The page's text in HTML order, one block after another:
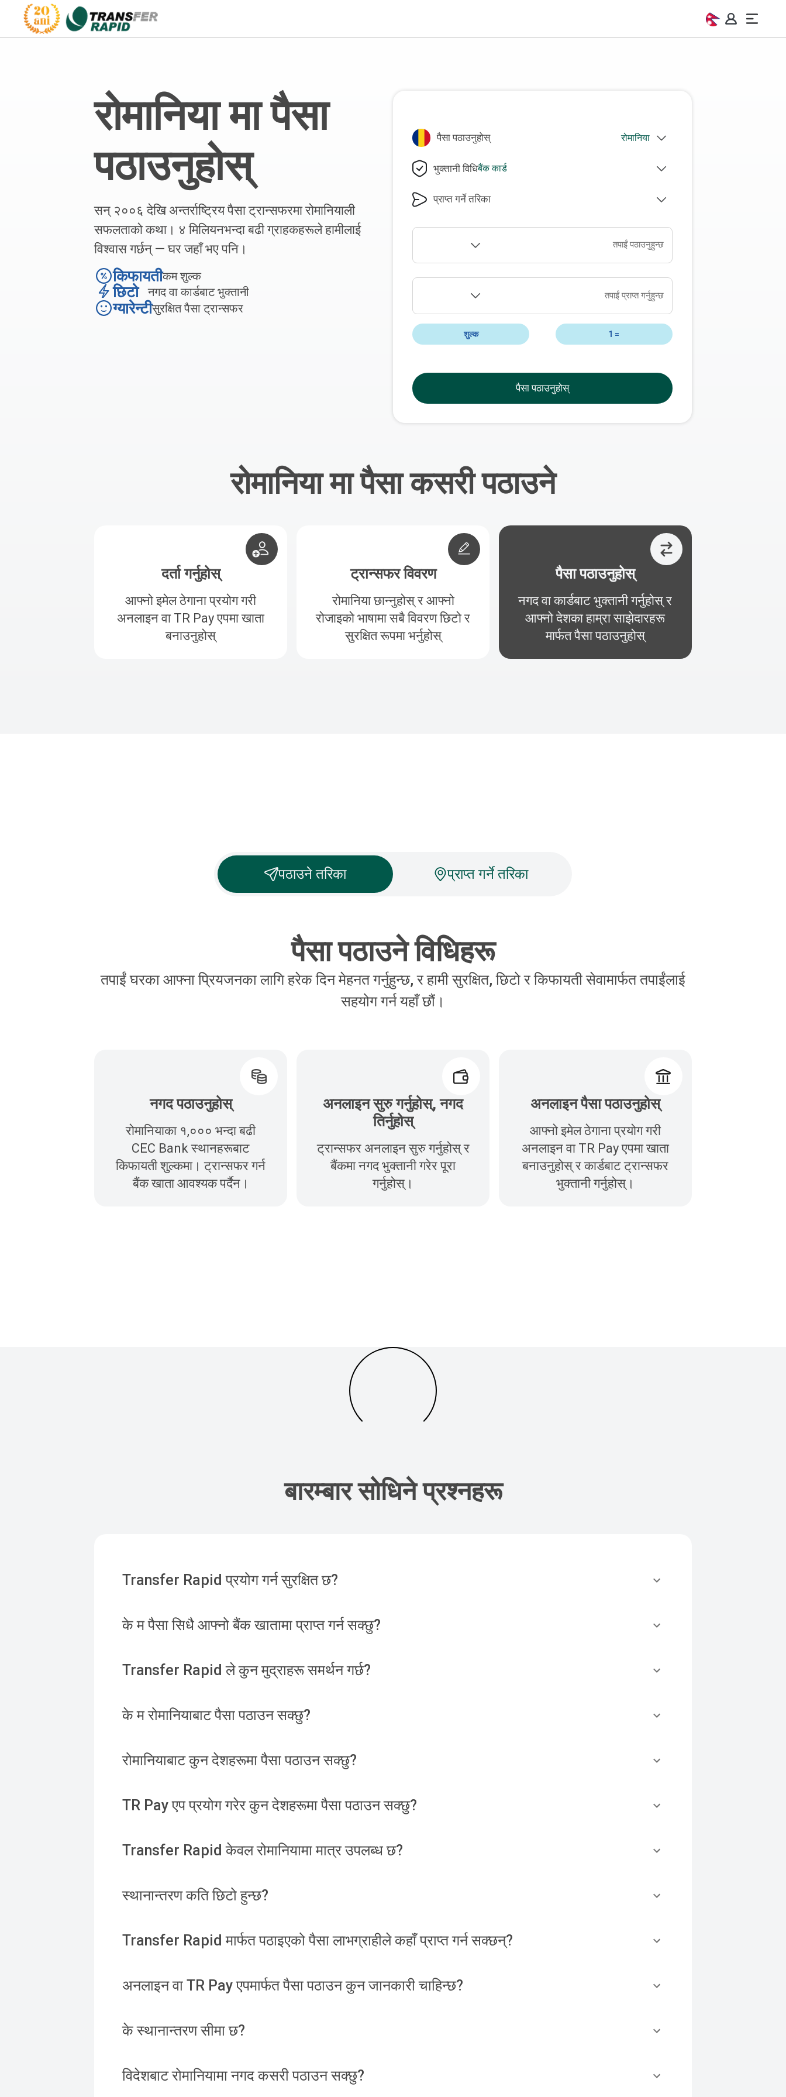
रोमानिया मा पैसा
पठाउनुहोस्
सन् २००६ देखि अन्तर्राष्ट्रिय पैसा ट्रान्सफरमा रोमानियाली
सफलताको कथा। ४ मिलियनभन्दा बढी ग्राहकहरूले हामीलाई
विश्वास गर्छन् — घर जहाँ भए पनि।
किफायतीकम शुल्क
छिटो नगद वा कार्डबाट भुक्तानी
ग्यारेन्टीसुरक्षित पैसा ट्रान्सफर
पैसा पठाउनुहोस्
भुक्तानी विधिबैंक कार्ड
प्राप्त गर्ने तरिका
तपाईं पठाउनुहुन्छ
तपाईं प्राप्त गर्नुहुन्छ
शुल्क 1 =
पैसा पठाउनुहोस्
रोमानिया मा पैसा कसरी पठाउने
दर्ता गर्नुहोस्
आफ्नो इमेल ठेगाना प्रयोग गरी
अनलाइन वा TR Pay एपमा खाता
बनाउनुहोस्
ट्रान्सफर विवरण
रोमानिया छान्नुहोस् र आफ्नो
रोजाइको भाषामा सबै विवरण छिटो र
सुरक्षित रूपमा भर्नुहोस्
पैसा पठाउनुहोस्
नगद वा कार्डबाट भुक्तानी गर्नुहोस् र
आफ्नो देशका हाम्रा साझेदारहरू
मार्फत पैसा पठाउनुहोस्
पठाउने तरिका प्राप्त गर्ने तरिका
पैसा पठाउने विधिहरू
तपाईं घरका आफ्ना प्रियजनका लागि हरेक दिन मेहनत गर्नुहुन्छ, र हामी सुरक्षित, छिटो र किफायती सेवामार्फत तपाईंलाई
सहयोग गर्न यहाँ छौं।
नगद पठाउनुहोस्
रोमानियाका १,००० भन्दा बढी
CEC Bank स्थानहरूबाट
किफायती शुल्कमा। ट्रान्सफर गर्न
बैंक खाता आवश्यक पर्दैन।
अनलाइन सुरु गर्नुहोस्, नगद
तिर्नुहोस्
ट्रान्सफर अनलाइन सुरु गर्नुहोस् र
बैंकमा नगद भुक्तानी गरेर पूरा
गर्नुहोस्।
अनलाइन पैसा पठाउनुहोस्
आफ्नो इमेल ठेगाना प्रयोग गरी
अनलाइन वा TR Pay एपमा खाता
बनाउनुहोस् र कार्डबाट ट्रान्सफर
भुक्तानी गर्नुहोस्।
बारम्बार सोधिने प्रश्नहरू
Transfer Rapid प्रयोग गर्न सुरक्षित छ?
के म पैसा सिधै आफ्नो बैंक खातामा प्राप्त गर्न सक्छु?
Transfer Rapid ले कुन मुद्राहरू समर्थन गर्छ?
के म रोमानियाबाट पैसा पठाउन सक्छु?
रोमानियाबाट कुन देशहरूमा पैसा पठाउन सक्छु?
TR Pay एप प्रयोग गरेर कुन देशहरूमा पैसा पठाउन सक्छु?
Transfer Rapid केवल रोमानियामा मात्र उपलब्ध छ?
स्थानान्तरण कति छिटो हुन्छ?
Transfer Rapid मार्फत पठाइएको पैसा लाभग्राहीले कहाँ प्राप्त गर्न सक्छन्?
अनलाइन वा TR Pay एपमार्फत पैसा पठाउन कुन जानकारी चाहिन्छ?
के स्थानान्तरण सीमा छ?
विदेशबाट रोमानियामा नगद कसरी पठाउन सक्छु?